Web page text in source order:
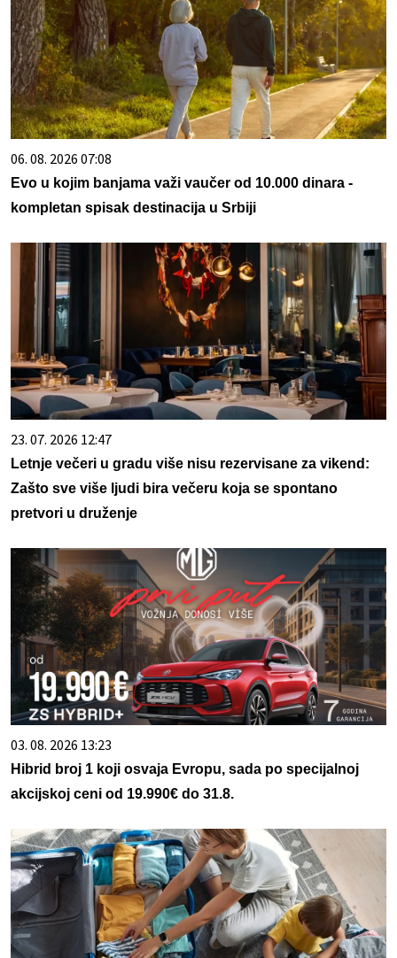
06. 08. 2026 07:08
Evo u kojim banjama važi vaučer od 10.000 dinara -
kompletan spisak destinacija u Srbiji
23. 07. 2026 12:47
Letnje večeri u gradu više nisu rezervisane za vikend:
Zašto sve više ljudi bira večeru koja se spontano
pretvori u druženje
03. 08. 2026 13:23
Hibrid broj 1 koji osvaja Evropu, sada po specijalnoj
akcijskoj ceni od 19.990€ do 31.8.